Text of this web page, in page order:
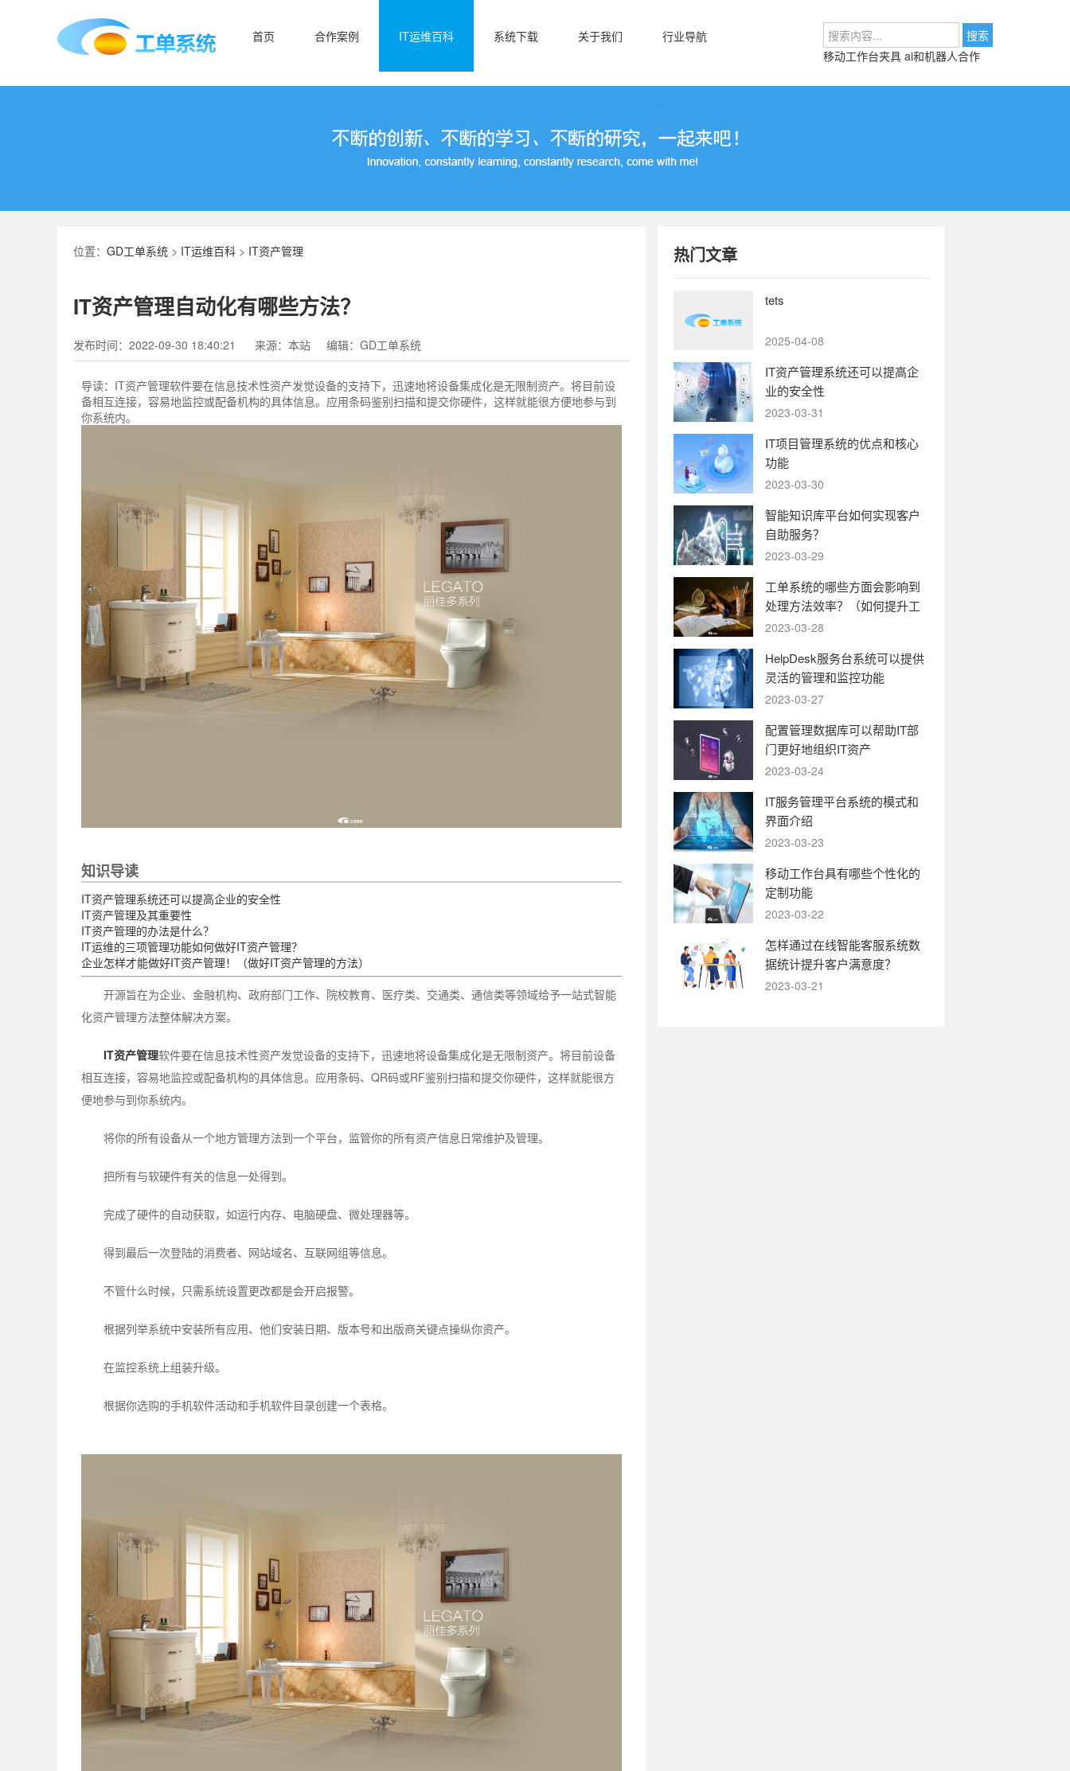
首页 合作案例 IT运维百科 系统下载 关于我们
行业导航
移动工作台夹具 ai和机器人合作
位置： GD工单系统 > IT运维百科 > IT资产管理
IT资产管理自动化有哪些方法？
发布时间：2022-09-30 18:40:21 来源：本站 编辑：GD工单系统
导读： IT资产管理​软件要在信息技术性资产发觉设备的支持下，迅速地将设备集成化是无限制资产。将目前设
备相互连接，容易地监控或配备机构的具体信息。应用条码鉴别扫描和提交你硬件，这样就能很方便地参与到
你系统内。
知识导读
IT资产管理系统还可以提高企业的安全性
IT资产管理及其重要性
IT资产管理的办法是什么？
IT运维的三项管理功能如何做好IT资产管理？
企业怎样才能做好IT资产管理！（做好IT资产管理的方法）
开源旨在为企业、金融机构、政府部门工作、院校教育、医疗类、交通类、通信类等领域给予一站式智能
化资产管理方法整体解决方案。
IT资产管理软件要在信息技术性资产发觉设备的支持下，迅速地将设备集成化是无限制资产。将目前设备
相互连接，容易地监控或配备机构的具体信息。应用条码、QR码或RF鉴别扫描和提交你硬件，这样就能很方
便地参与到你系统内。
将你的所有设备从一个地方管理方法到一个平台，监管你的所有资产信息日常维护及管理。
把所有与软硬件有关的信息一处得到。
完成了硬件的自动获取，如运行内存、电脑硬盘、微处理器等。
得到最后一次登陆的消费者、网站域名、互联网组等信息。
不管什么时候，只需系统设置更改都是会开启报警。
根据列举系统中安装所有应用、他们安装日期、版本号和出版商关键点操纵你资产。
在监控系统上组装升级。
根据你选购的手机软件活动和手机软件目录创建一个表格。
热门文章
tets
2025-04-08
IT资产管理系统还可以提高企
业的安全性
2023-03-31
IT项目管理系统的优点和核心
功能
2023-03-30
智能知识库平台如何实现客户
自助服务？
2023-03-29
工单系统的哪些方面会影响到
处理方法效率？（如何提升工
单系统的运转效率）
2023-03-28
HelpDesk服务台系统可以提供
灵活的管理和监控功能
2023-03-27
配置管理数据库可以帮助IT部
门更好地组织IT资产
2023-03-24
IT服务管理平台系统的模式和
界面介绍
2023-03-23
移动工作台具有哪些个性化的
定制功能
2023-03-22
怎样通过在线智能客服系统数
据统计提升客户满意度？
2023-03-21